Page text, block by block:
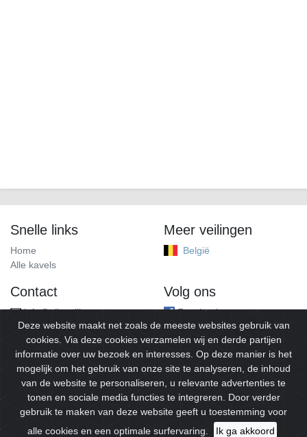
Snelle links
Home
Alle kavels
Meer veilingen
België
Contact
info@alleveilingen.net
Volg ons
Facebook
© 2026Alleveilingen.Alle rechten voorbehouden.
Deze website maakt net zoals de meeste websites gebruik van
cookies. Via deze cookies verzamelen wij en derde partijen
informatie over uw bezoek en interesses. Op deze manier is het
mogelijk om het gebruik van onze site te analyseren, de inhoud
van de website te personaliseren, u relevante advertenties te
tonen en sociale media functies te integreren. Door verder
gebruik te maken van deze website geeft u toestemming voor
alle cookies en een optimale surfervaring.
Ik ga akkoord